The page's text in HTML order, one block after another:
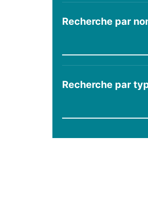
Recherche par
Recherche par